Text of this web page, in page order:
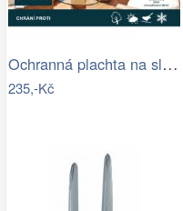
Ochranná plachta na slunečník 200-300 cm
235,-Kč